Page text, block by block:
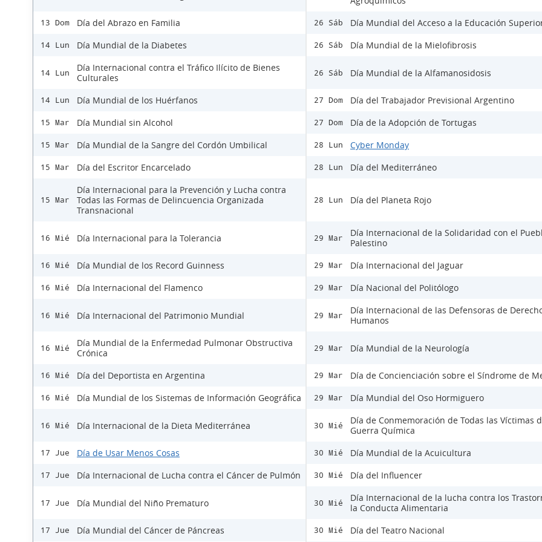
13 Dom Día del Abrazo en Familia
14 Lun Día Mundial de la Diabetes
14 Lun
Día Internacional contra el Tráfico Ilícito de Bienes
Culturales
14 Lun Día Mundial de los Huérfanos
15 Mar Día Mundial sin Alcohol
15 Mar Día Mundial de la Sangre del Cordón Umbilical
15 Mar Día del Escritor Encarcelado
15 Mar
Día Internacional para la Prevención y Lucha contra
Todas las Formas de Delincuencia Organizada
Transnacional
16 Mié Día Internacional para la Tolerancia
16 Mié Día Mundial de los Record Guinness
16 Mié Día Internacional del Flamenco
16 Mié Día Internacional del Patrimonio Mundial
16 Mié
Día Mundial de la Enfermedad Pulmonar Obstructiva
Crónica
16 Mié Día del Deportista en Argentina
16 Mié Día Mundial de los Sistemas de Información Geográfica
16 Mié Día Internacional de la Dieta Mediterránea
17 Jue Día de Usar Menos Cosas
17 Jue Día Internacional de Lucha contra el Cáncer de Pulmón
17 Jue Día Mundial del Niño Prematuro
17 Jue Día Mundial del Cáncer de Páncreas
26 Sáb Día Mundial del Acceso a la Educación
26 Sáb Día Mundial de la Mielofibrosis
26 Sáb Día Mundial de la Alfamanosidosis
27 Dom Día del Trabajador Previsional Argentino
27 Dom Día de la Adopción de Tortugas
28 Lun Cyber Monday
28 Lun Día del Mediterráneo
28 Lun Día del Planeta Rojo
29 Mar
Día Internacional de la Solidaridad con el
Palestino
29 Mar Día Internacional del Jaguar
29 Mar Día Nacional del Politólogo
29 Mar
Día Internacional de las Defensoras de
Humanos
29 Mar Día Mundial de la Neurología
29 Mar Día de Concienciación sobre el Síndrome de
29 Mar Día Mundial del Oso Hormiguero
30 Mié
Día de Conmemoración de Todas las Víctimas
Guerra Química
30 Mié Día Mundial de la Acuicultura
30 Mié Día del Influencer
30 Mié
Día Internacional de la lucha contra los
la Conducta Alimentaria
30 Mié Día del Teatro Nacional